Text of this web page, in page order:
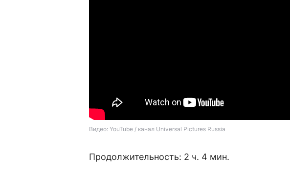
Видео: YouTube / канал Universal Pictures Russia
Продолжительность: 2 ч. 4 мин.